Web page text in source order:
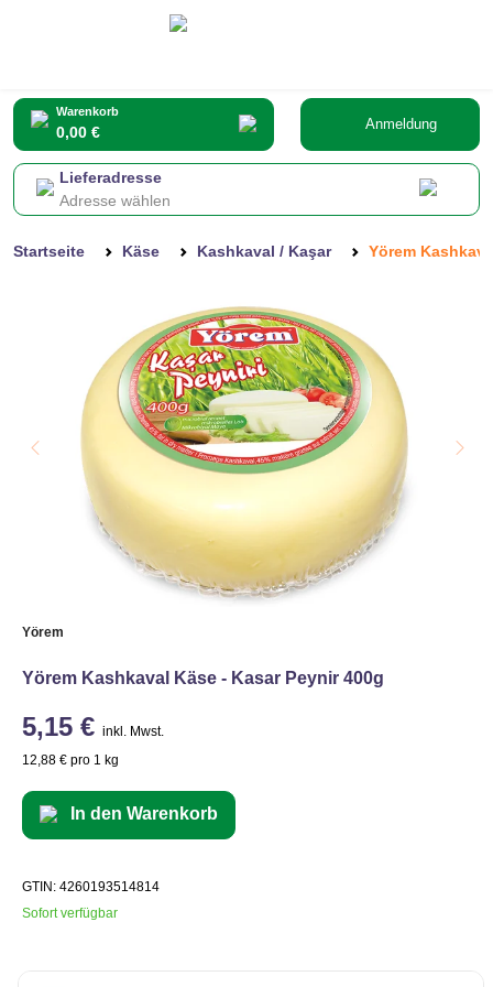
Warenkorb
0,00 € Anmeldung
Lieferadresse
Adresse wählen
Startseite Käse Kashkaval / Kaşar Yörem
Yörem
Yörem Kashkaval Käse - Kasar Peynir 400g
5,15 € inkl. Mwst.
12,88 € pro 1 kg
In den Warenkorb
GTIN: 4260193514814
Sofort verfügbar